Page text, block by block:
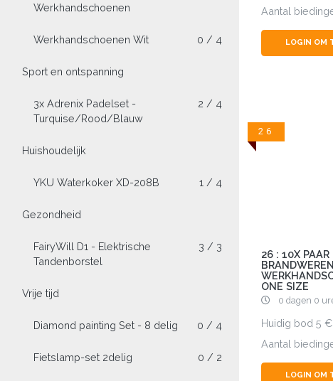
Aantal
LOGIN OM
26
26 : 10X PAAR
ONE SIZE
0 dagen 0
Huidig bod 5
Aantal
LOGIN OM
Werkhandschoenen
Werkhandschoenen Wit 0 / 4
Sport en ontspanning
3x Adrenix Padelset -
Turquise/Rood/Blauw
2 / 4
Huishoudelijk
YKU Waterkoker XD-208B 1 / 4
Gezondheid
FairyWill D1 - Elektrische
Tandenborstel
3 / 3
Vrije tijd
Diamond painting Set - 8 delig 0 / 4
Fietslamp-set 2delig 0 / 2